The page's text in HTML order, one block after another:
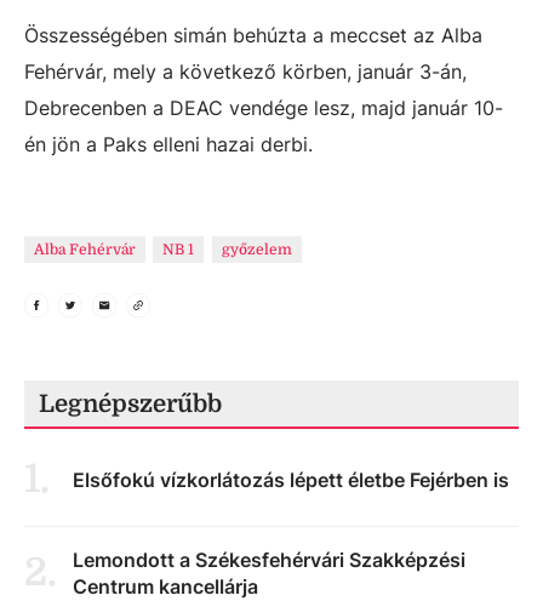
Összességében simán behúzta a meccset az Alba
Fehérvár, mely a következő körben, január 3-án,
Debrecenben a DEAC vendége lesz, majd január 10-
én jön a Paks elleni hazai derbi.
Alba Fehérvár NB 1 győzelem
Legnépszerűbb
1. Elsőfokú vízkorlátozás lépett életbe Fejérben is
2.
Lemondott a Székesfehérvári Szakképzési
Centrum kancellárja